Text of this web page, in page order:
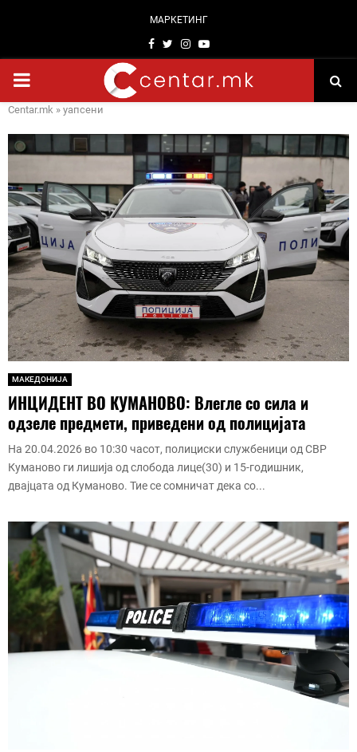
МАРКЕТИНГ
Facebook
TwitterInstagram
Youtube
PRIMARY
MENU
Centar.mk » уапсени
МАКЕДОНИЈА
ИНЦИДЕНТ ВО КУМАНОВО: Влегле со сила и
одзеле предмети, приведени од полицијата
На 20.04.2026 во 10:30 часот, полициски службеници од СВР
Куманово ги лишија од слобода лице(30) и 15-годишник,
двајцата од Куманово. Тие се сомничат дека со...